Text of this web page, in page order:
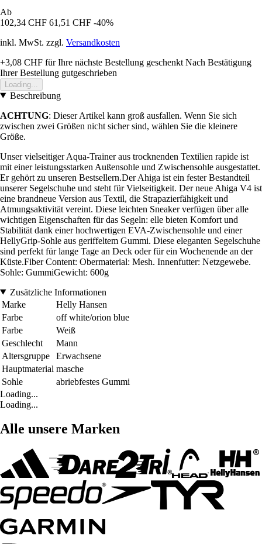
Ab
102,34 CHF 61,51 CHF -40%
inkl. MwSt. zzgl. Versandkosten
+3,08 CHF für Ihre nächste Bestellung geschenkt Nach Bestätigung
Ihrer Bestellung gutgeschrieben
Loading...
Beschreibung
ACHTUNG: Dieser Artikel kann groß ausfallen. Wenn Sie sich
zwischen zwei Größen nicht sicher sind, wählen Sie die kleinere
Größe.
Unser vielseitiger Aqua-Trainer aus trocknenden Textilien rapide ist
mit einer leistungsstarken Außensohle und Zwischensohle ausgestattet.
Er gehört zu unseren Bestsellern.Der Ahiga ist ein fester Bestandteil
unserer Segelschuhe und steht für Vielseitigkeit. Der neue Ahiga V4 ist
eine brandneue Version aus Textil, die Strapazierfähigkeit und
Atmungsaktivität vereint. Diese leichten Sneaker verfügen über alle
wichtigen Eigenschaften für das Segeln: elle bieten Komfort und
Stabilität dank einer hochwertigen EVA-Zwischensohle und einer
HellyGrip-Sohle aus geriffeltem Gummi. Diese eleganten Segelschuhe
sind perfekt für lange Tage an Deck oder für ein Wochenende an der
Küste.Fiber Content: Obermaterial: Mesh. Innenfutter: Netzgewebe.
Sohle: GummiGewicht: 600g
Zusätzliche Informationen
Marke
Helly Hansen
Farbe
off white/orion blue
Farbe
Weiß
Geschlecht
Mann
Altersgruppe
Erwachsene
Hauptmaterial masche
Sohle
abriebfestes Gummi
Loading...
Loading...
Alle unsere Marken